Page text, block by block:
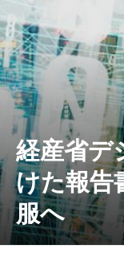
経産省デ
けた報告
服へ